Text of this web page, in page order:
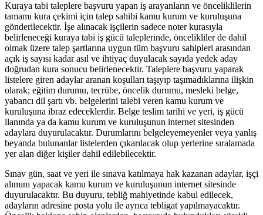
Kuraya tabi taleplere başvuru yapan iş arayanların ve önceliklilerin
tamamı kura çekimi için talep sahibi kamu kurum ve kuruluşuna
gönderilecektir. İşe alınacak işçilerin sadece noter kurasıyla
belirleneceği kuraya tabi iş gücü taleplerinde, öncelikliler de dahil
olmak üzere talep şartlarına uygun tüm başvuru sahipleri arasından
açık iş sayısı kadar asıl ve ihtiyaç duyulacak sayıda yedek aday
doğrudan kura sonucu belirlenecektir. Taleplere başvuru yaparak
listelere giren adaylar aranan koşulları taşıyıp taşımadıklarına ilişkin
olarak; eğitim durumu, tecrübe, öncelik durumu, mesleki belge,
yabancı dil şartı vb. belgelerini talebi veren kamu kurum ve
kuruluşuna ibraz edeceklerdir. Belge teslim tarihi ve yeri, iş gücü
ilanında ya da kamu kurum ve kuruluşunun internet sitesinden
adaylara duyurulacaktır. Durumlarını belgeleyemeyenler veya yanlış
beyanda bulunanlar listelerden çıkarılacak olup yerlerine sıralamada
yer alan diğer kişiler dahil edilebilecektir.
Sınav gün, saat ve yeri ile sınava katılmaya hak kazanan adaylar, işçi
alımını yapacak kamu kurum ve kuruluşunun internet sitesinde
duyurulacaktır. Bu duyuru, tebliğ mahiyetinde kabul edilecek,
adayların adresine posta yolu ile ayrıca tebligat yapılmayacaktır.